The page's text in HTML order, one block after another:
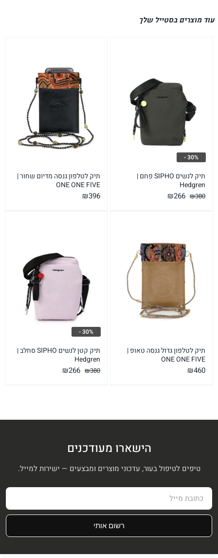
עוד מוצרים בסטייל שלך
תיק לנשים SIPHO פחם |
Hedgren
₪380
המחיר
₪266
30% -
תיק לטלפון גנסה מדיום שחור |
ONE ONE FIVE
₪396
תיק לטלפון גדול גנסה טאופ |
ONE ONE FIVE
₪460
תיק קטן לנשים SIPHO סחלב |
Hedgren
₪380
המחיר
₪266
30% -
הישארו מעודכנים
טיפים לטיפול בעור, עדכוני מוצרים ומבצעים — ישירות למייל.
רשום אותי